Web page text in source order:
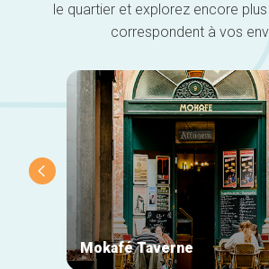
le quartier et explorez encore
correspondent à vos
Mokafé Taverne